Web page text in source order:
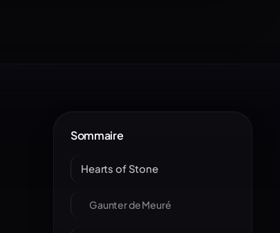
Sommaire
Hearts of Stone
Gaunter de Meuré